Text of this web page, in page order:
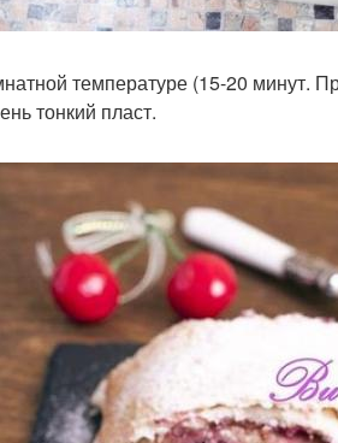
температуре (15-20 минут.
тонкий пласт.